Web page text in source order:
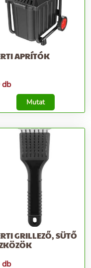
APRÍTÓK
Mutat
GRILLEZŐ, SÜTŐ